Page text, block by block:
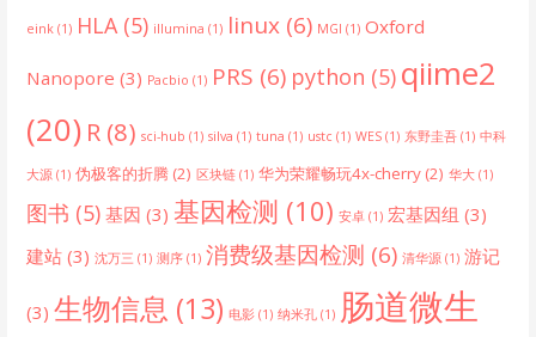
eink (1) HLA (5) illumina (1) linux (6) MGI (1) Oxford
Nanopore (3) Pacbio (1) PRS (6) python (5) qiime2
(20) R (8) sci-hub (1) silva (1) tuna (1) ustc (1) WES (1) 东野圭吾 (1) 中科
大源 (1) 伪极客的折腾 (2) 区块链 (1) 华为荣耀畅玩4x-cherry (2) 华大 (1)
图书 (5) 基因 (3) 基因检测 (10) 安卓 (1) 宏基因组 (3)
建站 (3) 沈万三 (1) 测序 (1) 消费级基因检测 (6) 清华源 (1) 游记
(3) 生物信息 (13) 电影 (1) 纳米孔 (1) 肠道微生